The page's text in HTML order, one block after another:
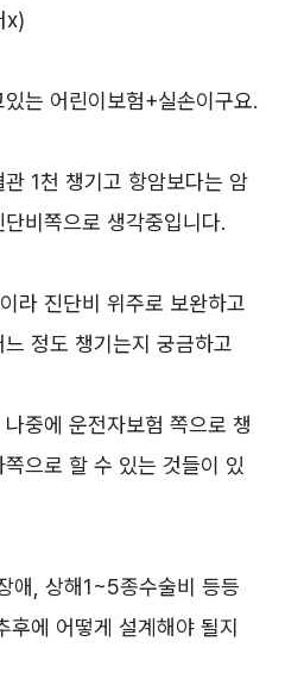
x)
는 어린이보험+실손이구요.
1천 챙기고 항암보다는 암
비쪽으로 생각중입니다.
라 진단비 위주로 보완하고
정도 챙기는지 궁금하고
중에 운전자보험 쪽으로 챙
으로 할 수 있는 것들이 있
애, 상해1~5종수술비 등등
에 어떻게 설계해야 될지